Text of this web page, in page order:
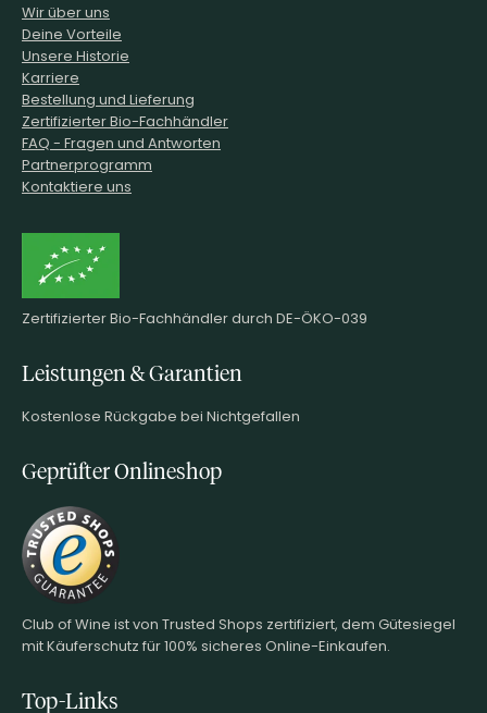
Wir über uns
Deine Vorteile
Unsere Historie
Karriere
Bestellung und Lieferung
Zertifizierter Bio-Fachhändler
FAQ - Fragen und Antworten
Partnerprogramm
Kontaktiere uns
Zertifizierter Bio-Fachhändler durch DE-ÖKO-039
Leistungen & Garantien
Kostenlose Rückgabe bei Nichtgefallen
Geprüfter Onlineshop
Club of Wine ist von Trusted Shops zertifiziert, dem Gütesiegel
mit Käuferschutz für 100% sicheres Online-Einkaufen.
Top-Links